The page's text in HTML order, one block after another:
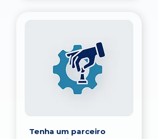
Tenha um parceiro